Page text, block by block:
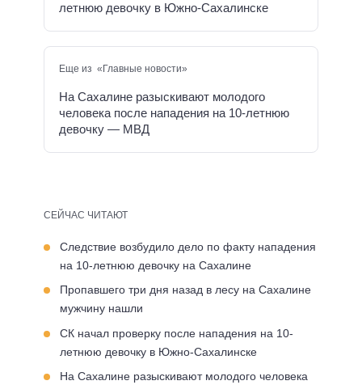
летнюю девочку в Южно-Сахалинске
Еще из «Главные новости»
На Сахалине разыскивают молодого
человека после нападения на 10-летнюю
девочку — МВД
СЕЙЧАС ЧИТАЮТ
Следствие возбудило дело по факту нападения
на 10-летнюю девочку на Сахалине
Пропавшего три дня назад в лесу на Сахалине
мужчину нашли
СК начал проверку после нападения на 10-
летнюю девочку в Южно-Сахалинске
На Сахалине разыскивают молодого человека